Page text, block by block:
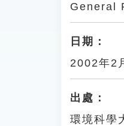
General
日期：
2002年2
出處：
環境科學